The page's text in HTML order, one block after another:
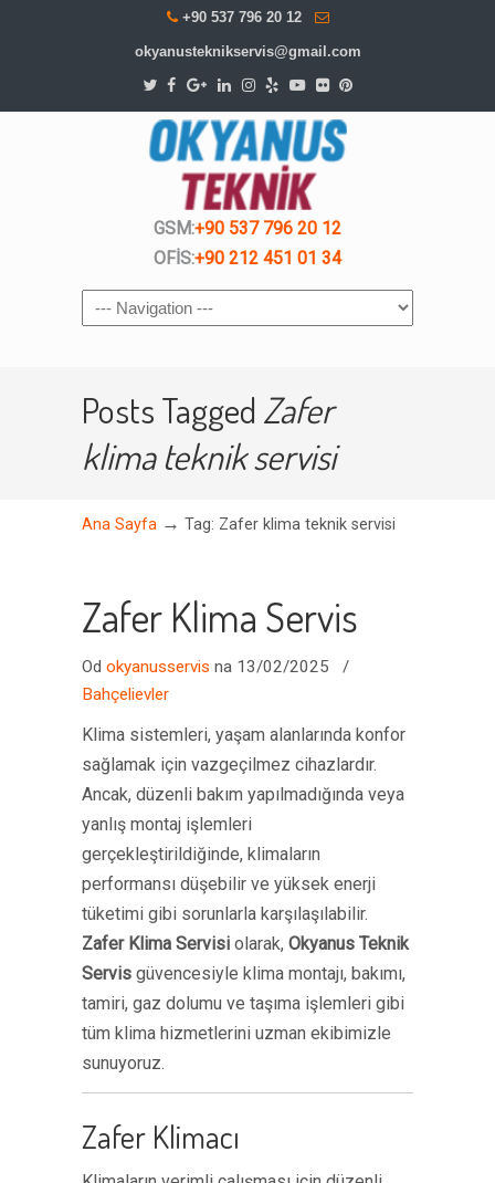
+90 537 796 20 12
okyanusteknikservis@gmail.com
GSM:+90 537 796 20 12
OFİS:+90 212 451 01 34
Navigation
Posts Tagged Zafer
klima teknik servisi
Ana Sayfa → Tag: Zafer klima teknik servisi
Zafer Klima Servis
Od okyanusservis na 13/02/2025
/
Bahçelievler
Klima sistemleri, yaşam alanlarında konfor
sağlamak için vazgeçilmez cihazlardır.
Ancak, düzenli bakım yapılmadığında veya
yanlış montaj işlemleri
gerçekleştirildiğinde, klimaların
performansı düşebilir ve yüksek enerji
tüketimi gibi sorunlarla karşılaşılabilir.
Zafer Klima Servisi olarak, Okyanus Teknik
Servis güvencesiyle klima montajı, bakımı,
tamiri, gaz dolumu ve taşıma işlemleri gibi
tüm klima hizmetlerini uzman ekibimizle
sunuyoruz.
Zafer Klimacı